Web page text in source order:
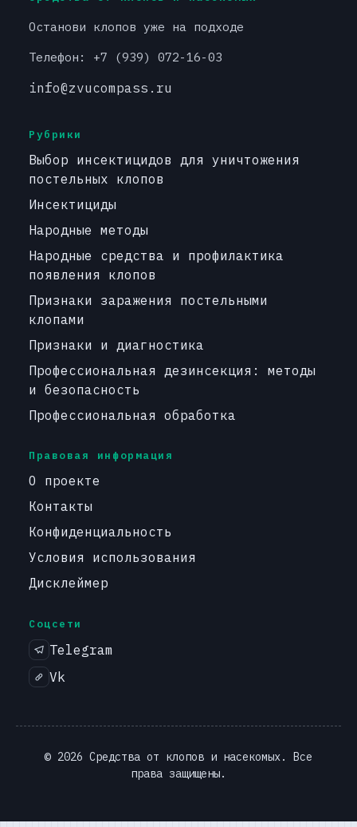
Останови клопов уже на подходе
Телефон: +7 (939) 072-16-03
info@zvucompass.ru
Рубрики
Выбор инсектицидов для уничтожения
постельных клопов
Инсектициды
Народные методы
Народные средства и профилактика
появления клопов
Признаки заражения постельными
клопами
Признаки и диагностика
Профессиональная дезинсекция: методы
и безопасность
Профессиональная обработка
Правовая информация
О проекте
Контакты
Конфиденциальность
Условия использования
Дисклеймер
Соцсети
Telegram
Vk
© 2026 Средства от клопов и насекомых. Все
права защищены.